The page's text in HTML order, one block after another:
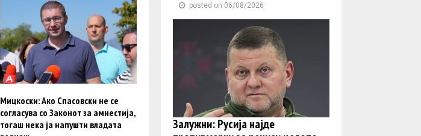
Мицкоски: Ако Спасовски не се
согласува со Законот за амнестија,
тогаш нека ја напушти владата
posted on 06/08/2026
Залужни: Русија најде